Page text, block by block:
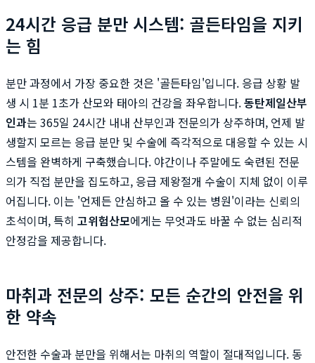
24시간 응급 분만 시스템: 골든타임을 지키
는 힘
분만 과정에서 가장 중요한 것은 '골든타임'입니다. 응급 상황 발
생 시 1분 1초가 산모와 태아의 건강을 좌우합니다.동탄제일산부
인과는 365일 24시간 내내 산부인과 전문의가 상주하며, 언제 발
생할지 모르는 응급 분만 및 수술에 즉각적으로 대응할 수 있는 시
스템을 완벽하게 구축했습니다. 야간이나 주말에도 숙련된 전문
의가 직접 분만을 집도하고, 응급 제왕절개 수술이 지체 없이 이루
어집니다. 이는 '언제든 안심하고 올 수 있는 병원'이라는 신뢰의
초석이며, 특히 고위험산모에게는 무엇과도 바꿀 수 없는 심리적
안정감을 제공합니다.
마취과 전문의 상주: 모든 순간의 안전을 위
한 약속
안전한 수술과 분만을 위해서는 마취의 역할이 절대적입니다. 동